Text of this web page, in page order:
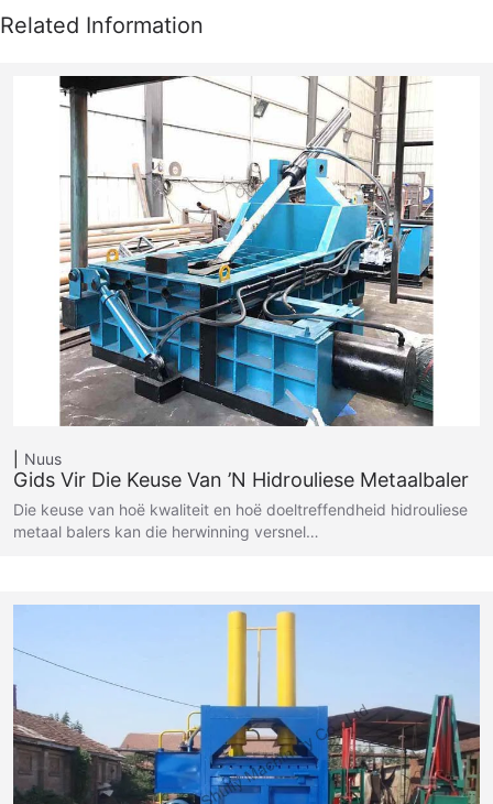
Nuus
Gids Vir Die Keuse Van ’n Hidrouliese Metaalbaler
Die keuse van hoë kwaliteit en hoë doeltreffendheid hidrouliese
metaal balers kan die herwinning versnel…